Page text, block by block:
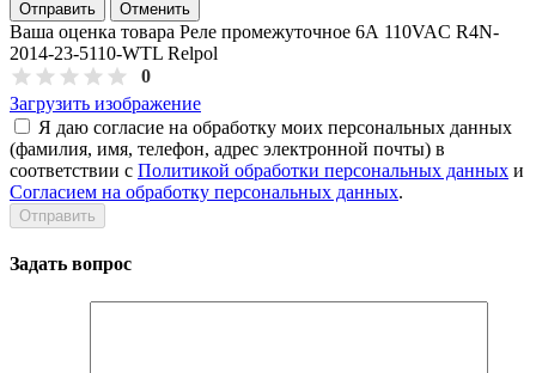
Отправить Отменить
Ваша оценка товара Реле промежуточное 6А 110VAC R4N-
2014-23-5110-WTL Relpol
0
Загрузить изображение
Я даю согласие на обработку моих персональных данных
(фамилия, имя, телефон, адрес электронной почты) в
соответствии с Политикой обработки персональных данных и
Согласием на обработку персональных данных.
Задать вопрос